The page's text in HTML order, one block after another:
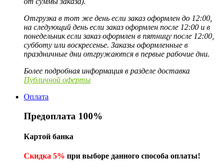
Отгрузка в тот же день если заказ оформлен до 12:00,
на следующий день если заказ оформлен после 12:00 и в
понедельник если заказ оформлен в пятницу после 12:00,
субботу или воскресенье. Заказы оформленные в
праздничные дни отгружаются в первые рабочие дни.
Более подробная информация в разделе доставка
Публичной оферты
Оплата
Предоплата 100%
Картой банка
Скидка 5% при выборе данного способа оплаты!